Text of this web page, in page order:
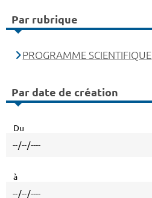
Par rubrique
PROGRAMME SCIENTIFIQUE
Par date de création
Du
à